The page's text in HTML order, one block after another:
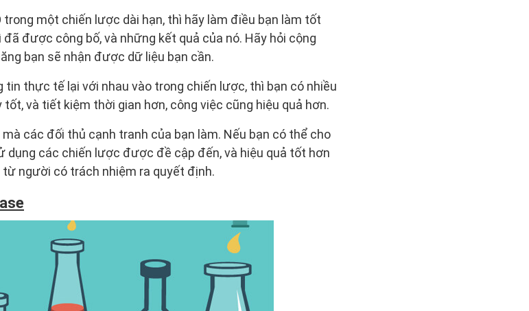
trong một chiến lược dài hạn, thì hãy làm điều bạn làm tốt
được công bố, và những kết quả của nó. Hãy hỏi cộng
bạn sẽ nhận được dữ liệu bạn cần.
thực tế lại với nhau vào trong chiến lược, thì bạn có nhiều
và tiết kiệm thời gian hơn, công việc cũng hiệu quả hơn.
các đối thủ cạnh tranh của bạn làm. Nếu bạn có thể cho
dụng các chiến lược được đề cập đến, và hiệu quả tốt hơn
người có trách nhiệm ra quyết định.